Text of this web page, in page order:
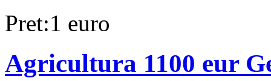
Pret:1 euro
Agricultura 1100 eur